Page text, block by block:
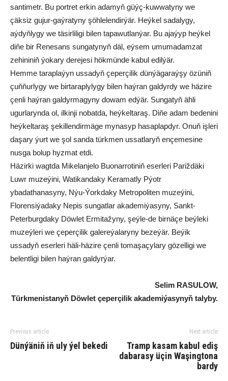
santimetr. Bu portret erkin adamyň güýç-kuwwatyny we
çäksiz gujur-gaýratyny şöhlelendirýär. Heýkel sadalygy,
aýdyňlygy we täsirliligi bilen tapawutlanýar. Bu ajaýyp heýkel
diňe bir Renesans sungatynyň däl, eýsem umumadamzat
zehininiň ýokary derejesi hökmünde kabul edilýär.
Hemme taraplaýyn ussadyň çeperçilik dünýägaraýşy özüniň
çuňňurlygy we birtaraplylygy bilen haýran galdyrdy we häzire
çenli haýran galdyrmagyny dowam edýär. Sungatyň ähli
ugurlarynda ol, ilkinji nobatda, heýkeltaraş. Diňe adam bedenini
heýkeltaraş şekillendirmäge mynasyp hasaplapdyr. Onuň işleri
daşary ýurt we şol sanda türkmen ussatlaryň ençemesine
nusga bolup hyzmat etdi.
Häzirki wagtda Mikelanjelo Buonarrotiniň eserleri Pariždäki
Luwr muzeýini, Watikandaky Keramatly Pýotr
ybadathanasyny, Nýu-Ýorkdaky Metropoliten muzeýini,
Florensiýadaky Nepis sungatlar akademiýasyny, Sankt-
Peterburgdaky Döwlet Ermitažyny, şeýle-de birnäçe beýleki
muzeýleri we çeperçilik galereýalaryny bezeýär. Beýik
ussadyň eserleri häli-häzire çenli tomaşaçylary gözelligi we
belentligi bilen haýran galdyrýar.
Selim RASULOW,
Türkmenistanyň Döwlet çeperçilik akademiýasynyň talyby.
Previous article
Dün­ýä­niň iň uly ýel be­ke­di
Next article
Tramp kasam kabul ediş
dabarasy üçin Waşingtona
bardy